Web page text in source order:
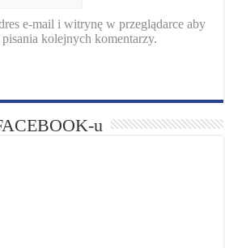
e-mail i witrynę w przeglądarce aby
kolejnych komentarzy.
u